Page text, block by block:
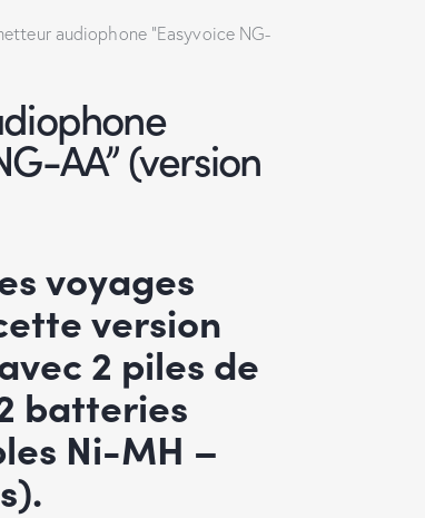
audiophone “Easyvoice NG-
AA” (version
voyages
version
2 piles de
batteries
Ni-MH –